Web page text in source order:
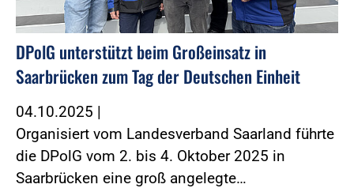
DPolG unterstützt beim Großeinsatz in
Saarbrücken zum Tag der Deutschen Einheit
04.10.2025 |
Organisiert vom Landesverband Saarland führte
die DPolG vom 2. bis 4. Oktober 2025 in
Saarbrücken eine groß angelegte…